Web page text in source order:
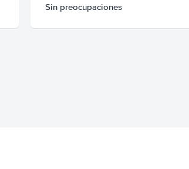
Sin preocupaciones